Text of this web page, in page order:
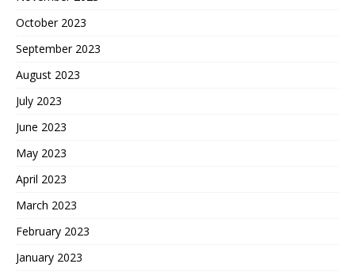
October 2023
September 2023
August 2023
July 2023
June 2023
May 2023
April 2023
March 2023
February 2023
January 2023